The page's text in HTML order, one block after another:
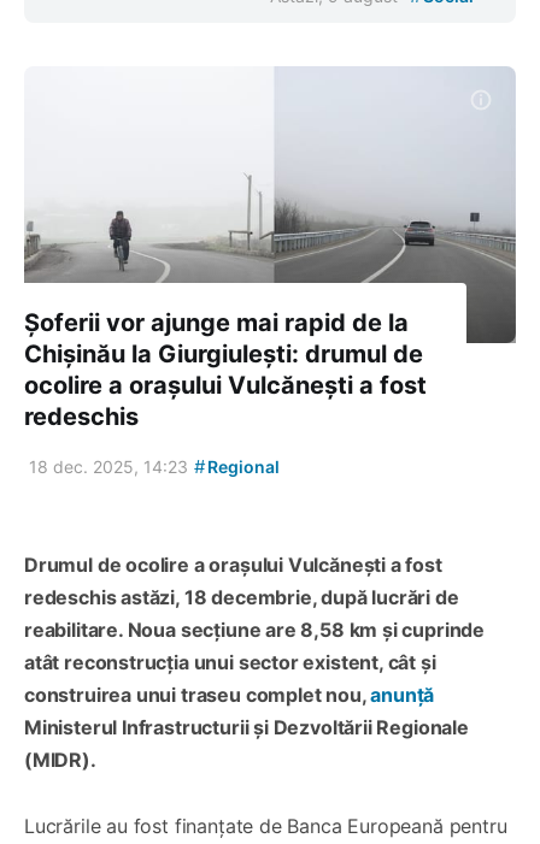
Șoferii vor ajunge mai rapid de la
Chișinău la Giurgiulești: drumul de
ocolire a orașului Vulcănești a fost
redeschis
18 dec. 2025, 14:23 #Regional
Drumul de ocolire a orașului Vulcănești a fost
redeschis astăzi, 18 decembrie, după lucrări de
reabilitare. Noua secțiune are 8,58 km și cuprinde
atât reconstrucția unui sector existent, cât și
construirea unui traseu complet nou,anunță
Ministerul Infrastructurii și Dezvoltării Regionale
(MIDR).
Lucrările au fost finanțate de Banca Europeană pentru